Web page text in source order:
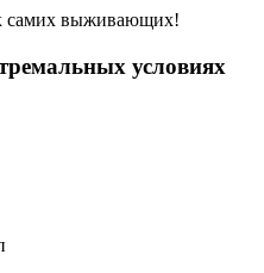
самих выживающих!
условиях